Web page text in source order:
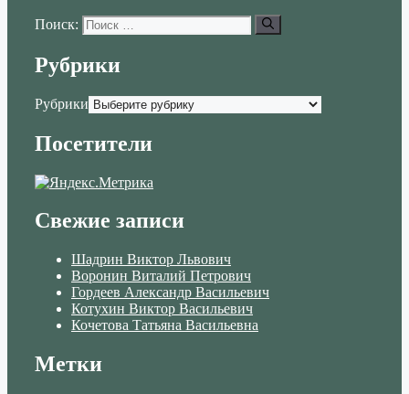
Поиск:
Рубрики
Рубрики
Посетители
Свежие записи
Шадрин Виктор Львович
Воронин Виталий Петрович
Гордеев Александр Васильевич
Котухин Виктор Васильевич
Кочетова Татьяна Васильевна
Метки